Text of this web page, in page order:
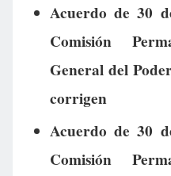
Acuerdo de 30
Comisión
General del
corrigen
Acuerdo de 30
Comisión